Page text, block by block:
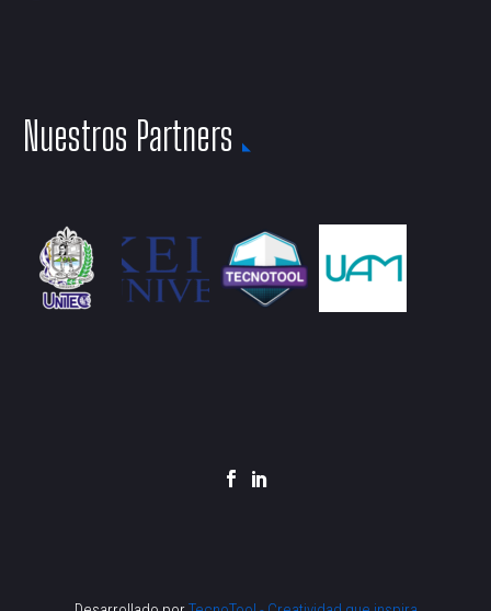
Nuestros Partners